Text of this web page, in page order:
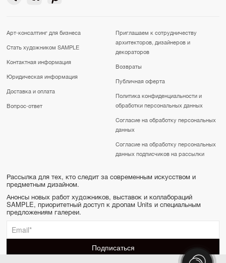
Арт-консалтинг для бизнеса
Стать художником SAMPLE
Контактная информация
Юридическая информация
Доставка и оплата
Вопрос-ответ
Приглашаем к сотрудничеству
архитекторов, дизайнеров и
декораторов
Возвраты
Публичная оферта
Политика конфиденциальности и
обработки персональных данных
Согласие на обработку персональных
данных
Согласие на обработку персональных
данных подписчиков на рассылки
Рассылка для тех, кто следит за современным искусством и
предметным дизайном.
Анонсы новых работ художников, выставок и коллабораций
SAMPLE, приоритетный доступ к дропам Units и специальным
предложениям галереи.